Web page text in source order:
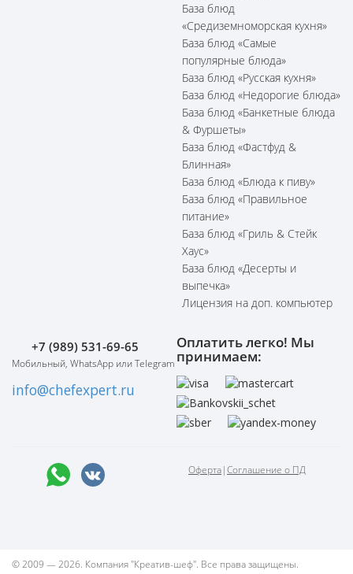
База блюд
«Средиземноморская кухня»
База блюд «Самые
популярные блюда»
База блюд «Русская кухня»
База блюд «Недорогие блюда»
База блюд «Банкетные блюда
& Фуршеты»
База блюд «Фастфуд &
Блинная»
База блюд «Блюда к пиву»
База блюд «Правильное
питание»
База блюд «Гриль & Стейк
Хаус»
База блюд «Десерты и
выпечка»
Лицензия на доп. компьютер
+7 (989) 531-69-65
Мобильный, WhatsApp или Telegram
info@chefexpert.ru
Оплатить легко! Мы
принимаем:
Оферта|Соглашение о ПД
© 2009 — 2026. Компания "Креатив-шеф". Все права защищены.